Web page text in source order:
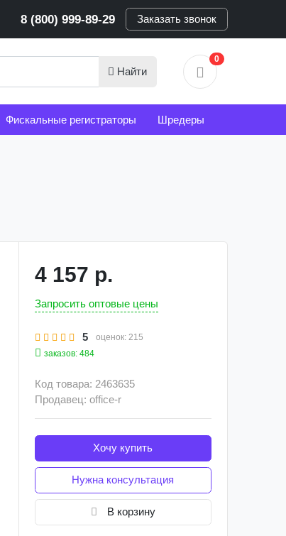
8 (800) 999-89-29 Заказать звонок
Найти
0
Фискальные регистраторы Шредеры
4 157 р.
Запросить оптовые цены
5 оценок: 215
заказов: 484
Код товара: 2463635
Продавец: office-r
Хочу купить
Нужна консультация
В корзину